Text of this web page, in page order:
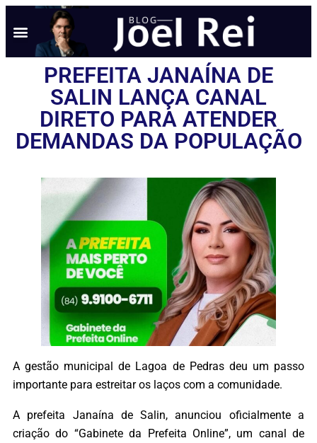
PREFEITA JANAÍNA DE
SALIN LANÇA CANAL
DIRETO PARA ATENDER
DEMANDAS DA POPULAÇÃO
A gestão municipal de Lagoa de Pedras deu um passo
importante para estreitar os laços com a comunidade.
A prefeita Janaína de Salin, anunciou oficialmente a
criação do “Gabinete da Prefeita Online”, um canal de